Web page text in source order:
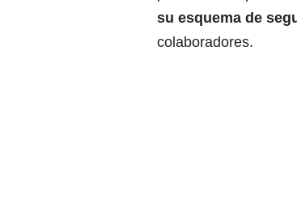
su esquema de
colaboradores.